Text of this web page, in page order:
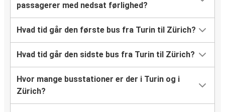
passagerer med nedsat førlighed?
Hvad tid går den første bus fra Turin til Zürich?
Hvad tid går den sidste bus fra Turin til Zürich?
Hvor mange busstationer er der i Turin og i
Zürich?